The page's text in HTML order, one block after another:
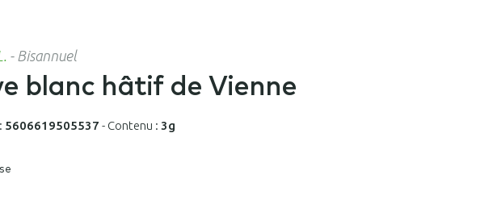
- Bisannuel
blanc hâtif de Vienne
5606619505537 - Contenu :3g